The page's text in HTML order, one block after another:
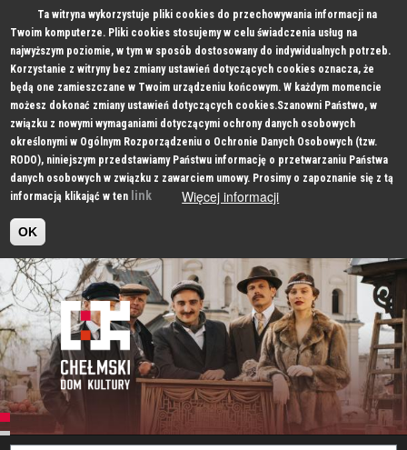
Ta witryna wykorzystuje pliki cookies do przechowywania informacji na
Twoim komputerze. Pliki cookies stosujemy w celu świadczenia usług na
najwyższym poziomie, w tym w sposób dostosowany do indywidualnych potrzeb.
Korzystanie z witryny bez zmiany ustawień dotyczących cookies oznacza, że
będą one zamieszczane w Twoim urządzeniu końcowym. W każdym momencie
możesz dokonać zmiany ustawień dotyczących cookies.Szanowni Państwo, w
związku z nowymi wymaganiami dotyczącymi ochrony danych osobowych
określonymi w Ogólnym Rozporządzeniu o Ochronie Danych Osobowych (tzw.
RODO), niniejszym przedstawiamy Państwu informację o przetwarzaniu Państwa
danych osobowych w związku z zawarciem umowy. Prosimy o zapoznanie się z tą
informacją klikająć w ten link Więcej informacji
OK